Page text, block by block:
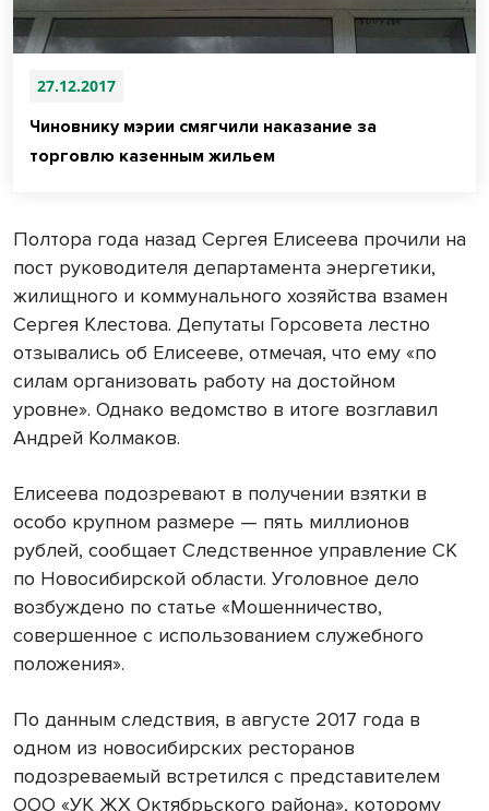
27.12.2017
Чиновнику мэрии смягчили наказание за
торговлю казенным жильем
Полтора года назад Сергея Елисеева прочили на
пост руководителя департамента энергетики,
жилищного и коммунального хозяйства взамен
Сергея Клестова. Депутаты Горсовета лестно
отзывались об Елисееве, отмечая, что ему «по
силам организовать работу на достойном
уровне». Однако ведомство в итоге возглавил
Андрей Колмаков.
Елисеева подозревают в получении взятки в
особо крупном размере — пять миллионов
рублей, сообщает Следственное управление СК
по Новосибирской области. Уголовное дело
возбуждено по статье «Мошенничество,
совершенное с использованием служебного
положения».
По данным следствия, в августе 2017 года в
одном из новосибирских ресторанов
подозреваемый встретился с представителем
ООО «УК ЖХ Октябрьского района», которому